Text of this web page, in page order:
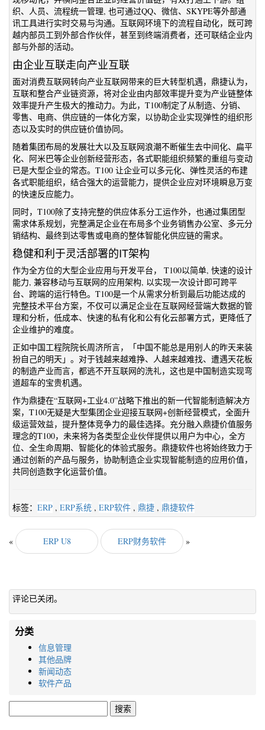
织、人员、流程统一管理, 也可通过QQ、微信、SKYPE等外部通
讯工具进行实时交易与沟通。互联网环境下的流程自动化，既可跨
越内部员工到外部合作伙伴，甚至到终端消费者，还可联结企业内
部与外部的活动。
由企业互联走向产业互联
面对消费互联网转向产业互联网带来的巨大转型机遇，鼎捷认为，
互联和整合产业链资源，将对企业由内部效率提升变为产业链整体
效率提升产生极大的推动力。为此，T100制定了从制造、分销、
零售、电商、供应链的一体化方案，以协助企业实现弹性的组织形
态以及实时的供应链价值协同。
随着集团布局的发展壮大以及互联网浪潮不断催生去中间化、扁平
化、阿米巴等企业创新经营形态，各式职能组织频繁的重组与变动
已是大型企业的常态。T100 让企业可以多元化、弹性灵活的布建
各式职能组织，结合强大的运营能力，提供企业应对环境瞬息万变
的快速反应能力。
同时，T100除了支持完整的供应体系分工运作外，也通过集团型
需求体系规划，完整满足企业在布局多个业务销售办公室、多元分
销结构、最终到达零售或电商的整体智能化供应链的需求。
稳健和利于灵活部署的IT架构
作为全方位的大型企业应用与开发平台， T100以简单, 快速的设计
能力, 兼容移动与互联网的应用架构, 以实现一次设计即可跨平
台、跨端的运行特色。T100是一个从需求分析到最后功能达成的
完整技术平台方案，不仅可以满足企业在互联网经营端大数据的管
理和分析，低成本、快速的私有化和公有化云部署方式，更降低了
企业维护的难度。
正如中国工程院院长周济所言，「中国不能总是用别人的昨天来装
扮自己的明天」。对于钱越来越难挣、人越来越难找、遭遇天花板
的制造产业而言，都逃不开互联网的洗礼，这也是中国制造实现弯
道超车的宝贵机遇。
作为鼎捷在“互联网+工业4.0”战略下推出的新一代智能制造解决方
案，T100无疑是大型集团企业迎接互联网+创新经营模式，全面升
级运营效益，提升整体竞争力的最佳选择。充分融入鼎捷价值服务
理念的T100，未来将为各类型企业伙伴提供以用户为中心，全方
位、全生命周期、智能化的体验式服务。鼎捷软件也将始终致力于
通过创新的产品与服务，协助制造企业实现智能制造的应用价值，
共同创造数字化运营价值。
标签： ERP , ERP系统 , ERP软件 , 鼎捷 , 鼎捷软件
« ERP U8 ERP财务软件 »
评论已关闭。
分类
信息管理
其他品牌
新闻动态
软件产品
索：